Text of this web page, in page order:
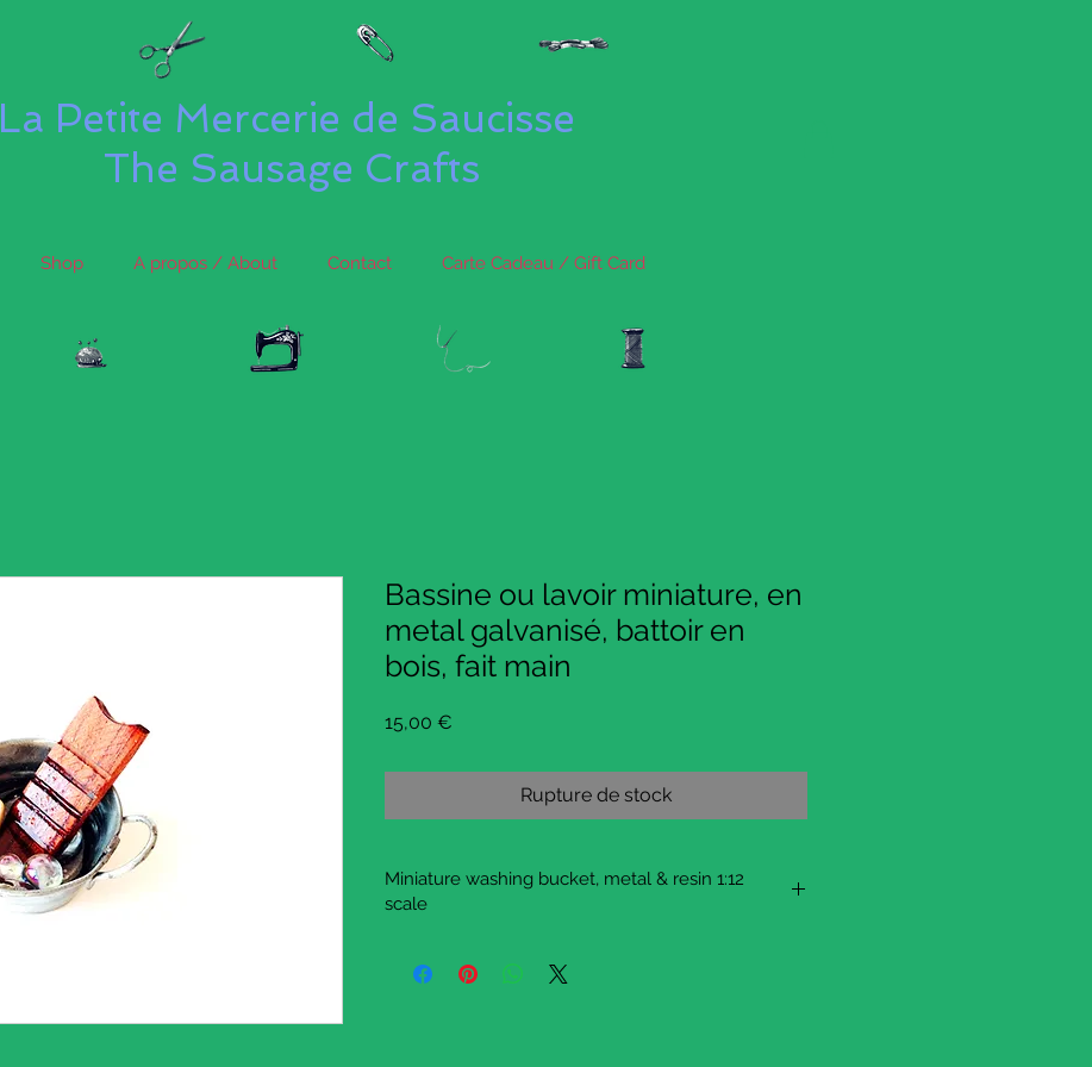
La Petite Mercerie de Saucisse
The Sausage Crafts
Shop A propos / About Contact Carte Cadeau / Gift Card
Bassine ou lavoir miniature, en
metal galvanisé, battoir en
bois, fait main
15,00 €
Rupture de stock
Miniature washing bucket, metal & resin 1:12
scale
tiny round metal bucket with resin, a wooden washing